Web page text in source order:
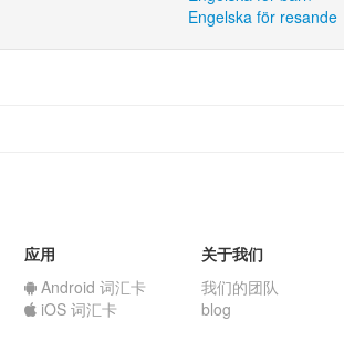
Engelska för resande
应用
Android 词汇卡
iOS 词汇卡
关于我们
我们的团队
blog